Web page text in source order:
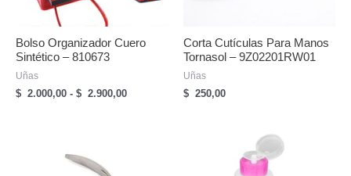
Bolso Organizador Cuero
Sintético – 810673
Uñas
$ 2.000,00 - $ 2.900,00Rango
Corta Cutículas Para Manos
Tornasol – 9Z02201RW01
Uñas
$ 250,00